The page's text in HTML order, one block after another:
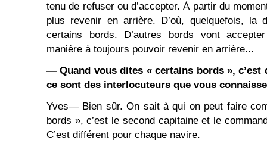
tenu de refuser ou d’accepter. À partir du
plus revenir en arrière. D’où, quelquefois, la
certains bords. D’autres bords vont
manière à toujours pouvoir revenir en arrière...
― Quand vous dites « certains bords », c’est
ce sont des interlocuteurs que vous
Yves― Bien sûr. On sait à qui on peut faire
bords », c’est le second capitaine et le
C’est différent pour chaque navire.